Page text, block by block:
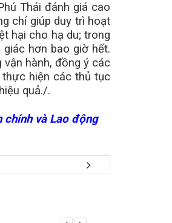
Thái đánh giá cao
chỉ giúp duy trì hoạt
hại cho hạ du; trong
hơn bao giờ hết.
hành, đồng ý các
thực hiện các thủ tục
quả./.
chính và Lao động